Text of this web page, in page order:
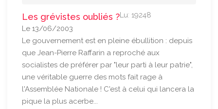
Les grévistes oubliés ?Lu: 19248
Le 13/06/2003
Le gouvernement est en pleine ébullition : depuis
que Jean-Pierre Raffarin a reproché aux
socialistes de préférer par "leur parti à leur patrie",
une véritable guerre des mots fait rage à
l'Assemblée Nationale ! C'est à celui qui lancera la
pique la plus acerbe...